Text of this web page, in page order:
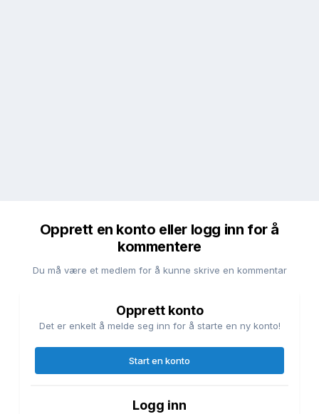
Opprett en konto eller logg inn for å
kommentere
Du må være et medlem for å kunne skrive en kommentar
Opprett konto
Det er enkelt å melde seg inn for å starte en ny konto!
Start en konto
Logg inn